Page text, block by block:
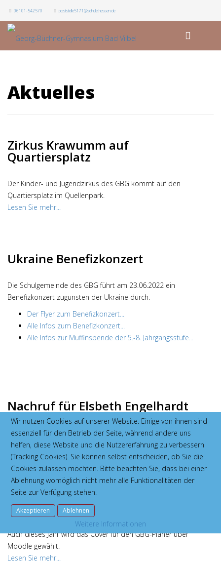
06101-542570 poststelle5171@schule.hessen.de
Aktuelles
Zirkus Krawumm auf
Quartiersplatz
Der Kinder- und Jugendzirkus des GBG kommt auf den
Quartiersplatz im Quellenpark.
Lesen Sie mehr...
Ukraine Benefizkonzert
Die Schulgemeinde des GBG führt am 23.06.2022 ein
Benefizkonzert zugunsten der Ukraine durch.
Der Flyer zum Benefizkonzert...
Alle Infos zum Benefizkonzert...
Alle Infos zur Muffinspende der 5.-8. Jahrgangsstufe...
Nachruf für Elsbeth Engelhardt
Tief bewegt und in großer Trauer nimmt die Schulgemeinde des
GBG Abschied von Elsbeth Engelhardt.
Lesen Sie mehr...
GBG Cover-Wahl
Auch dieses Jahr wird das Cover für den GBG-Planer über
Moodle gewählt.
Lesen Sie mehr...
Wir nutzen Cookies auf unserer Website. Einige von ihnen sind
essenziell für den Betrieb der Seite, während andere uns
helfen, diese Website und die Nutzererfahrung zu verbessern
(Tracking Cookies). Sie können selbst entscheiden, ob Sie die
Cookies zulassen möchten. Bitte beachten Sie, dass bei einer
Ablehnung womöglich nicht mehr alle Funktionalitäten der
Seite zur Verfügung stehen.
Akzeptieren Ablehnen
Weitere Informationen